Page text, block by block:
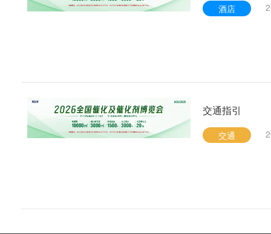
酒店
交通指引
交通